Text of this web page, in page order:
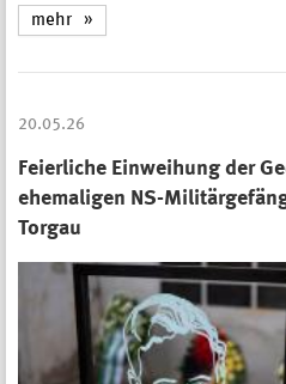
mehr
20.05.26
Feierliche Einweihung der
ehemaligen NS-
Torgau